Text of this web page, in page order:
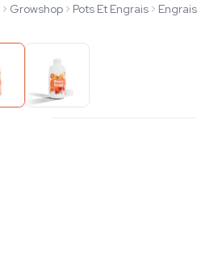
Growshop Pots Et Engrais Engrais